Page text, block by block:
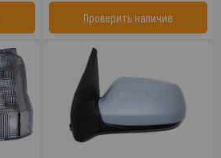
Проверить наличие